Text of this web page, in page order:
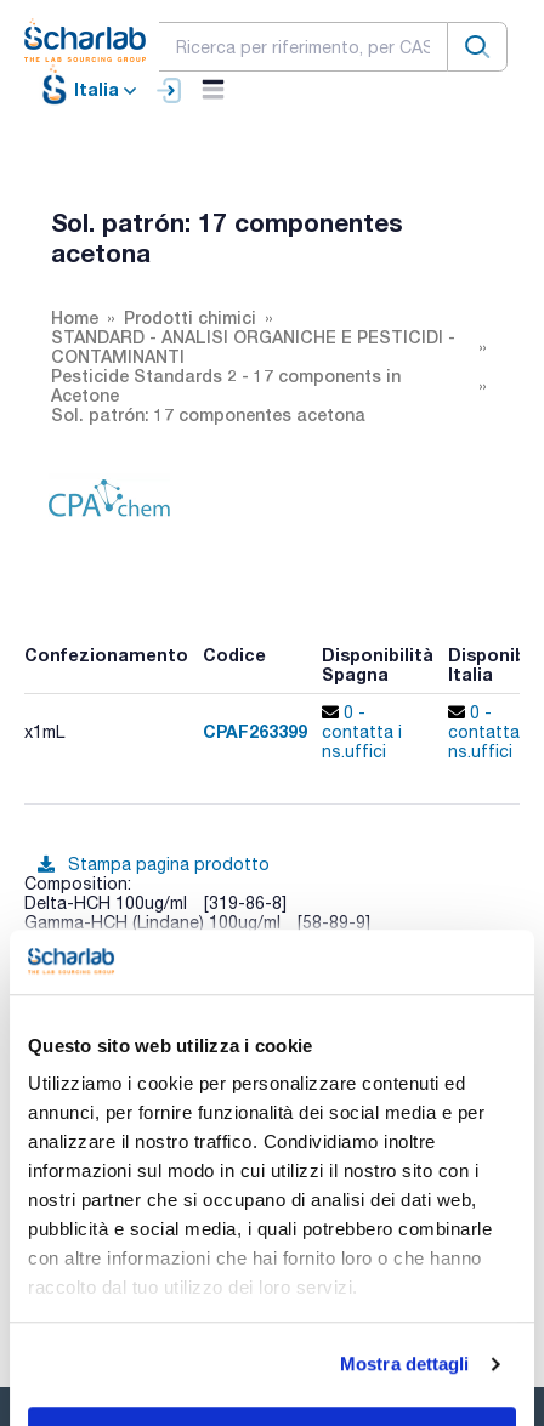
Questo sito web utilizza i cookie
Utilizziamo i cookie per personalizzare contenuti ed
annunci, per fornire funzionalità dei social media e per
analizzare il nostro traffico. Condividiamo inoltre
informazioni sul modo in cui utilizzi il nostro sito con i
nostri partner che si occupano di analisi dei dati web,
pubblicità e social media, i quali potrebbero combinarle
con altre informazioni che hai fornito loro o che hanno
raccolto dal tuo utilizzo dei loro servizi.
Mostra dettagli
Italia
Sol. patrón: 17 componentes
acetona
Home
Prodotti chimici
STANDARD - ANALISI ORGANICHE E PESTICIDI -
CONTAMINANTI
Pesticide Standards 2 - 17 components in
Acetone
Sol. patrón: 17 componentes acetona
Confezionamento Codice
Disponibilità
Spagna
Italia
x1mL CPAF263399
0 -
contatta i
ns.uffici
0 -
contatta i
ns.uffici
Stampa pagina prodotto
Composition:
Delta-HCH 100ug/ml [319-86-8]
Gamma-HCH (Lindane) 100ug/ml [58-89-9]
Beta-HCH 100ug/ml [319-85-7]
Dicofol 100ug/ml [115-32-2]
Endrin 100ug/ml [72-20-8]
Endosulfan-beta 100ug/ml [33213-65-9]
Endosulfan-total (sulfate) 100ug/ml [1031-07-8]
Hexachlorobenzene 100ug/ml [118-74-1]
oxy-Chlordane 100ug/ml [27304-13-8]
cis-Chlordane 100ug/ml [5103-71-9]
trans-Chlordane 100ug/ml [5103-74-2]
4,4'-DDT 100ug/ml [50-29-3]
4,4'-DDD (TDE) 100ug/ml [72-54-8]
4,4'-DDE 100ug/ml [72-55-9]
Vedi di più
Documentazione tecnica
TDS / Scheda tecnica
Registrati per i download
COA
Registrati per i download
SDS / Scheda di
Sicurezza
Registrati per i download